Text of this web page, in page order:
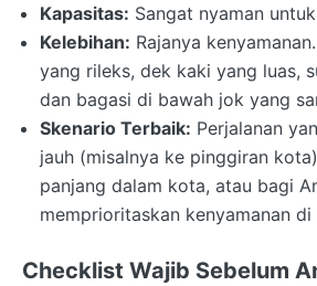
Kapasitas: Sangat nyaman
Kelebihan: Rajanya
yang rileks, dek kaki yang luas,
dan bagasi di bawah jok yang
Skenario Terbaik: Perjalanan
jauh (misalnya ke pinggiran
panjang dalam kota, atau bagi
memprioritaskan kenyamanan di
Checklist Wajib Sebelum